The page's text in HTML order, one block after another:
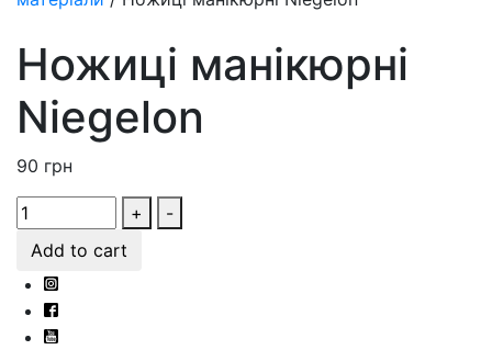
Ножиці манікюрні
Niegelon
90 грн
+
-
Add to cart